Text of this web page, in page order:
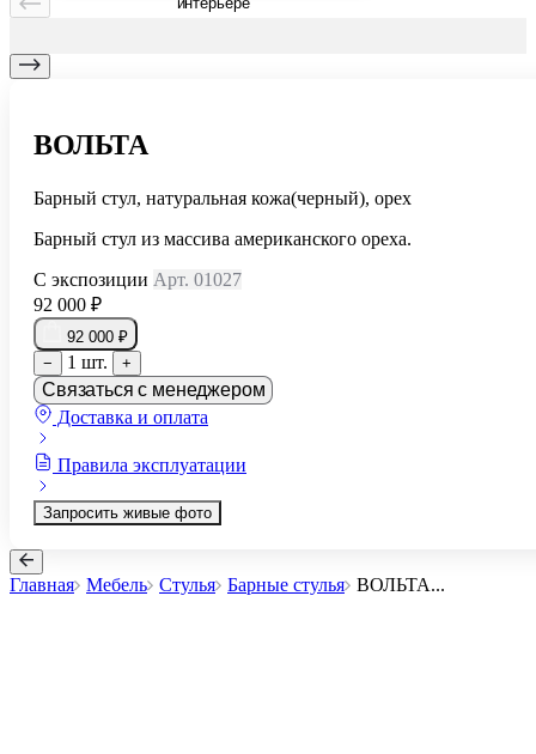
ВОЛЬТА
Барный стул, натуральная кожа(черный), орех
Барный стул из массива американского ореха.
С экспозиции Арт. 01027
92 000 ₽
92 000 ₽
−
1 шт. +
Связаться с менеджером
Доставка и оплата
Правила эксплуатации
Запросить живые фото
Главная Мебель Стулья Барные стулья ВОЛЬТА...